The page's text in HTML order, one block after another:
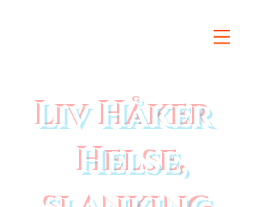
Liv Håker
Helse,